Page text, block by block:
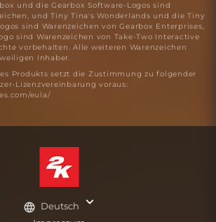
und die Gearbox Software-Logos sind
und Tiny Tina's Wonderlands und die Tiny
sind Warenzeichen von Gearbox Enterprises,
sind Warenzeichen von Take-Two Interactive
vorbehalten. Alle weiteren Warenzeichen
Inhaber.
Produkts setzt die Zustimmung zu folgender
Lizenzvereinbarung voraus:
eula/
Deutsch